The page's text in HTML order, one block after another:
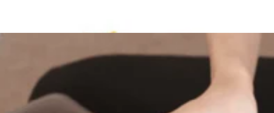
ていただけます。
ます。ゴールデンウィーク明けのお疲れが気になる方は、ぜひお気軽にご利